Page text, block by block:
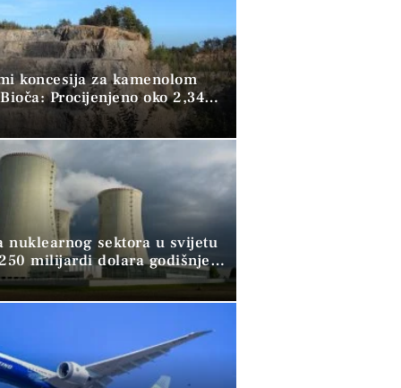
koncesija za kamenolom
Procijenjeno oko 2,34
kamena
nuklearnog sektora u svijetu
milijardi dolara godišnje,
pomoć banaka